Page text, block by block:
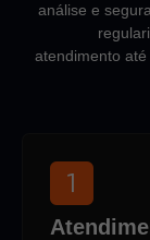
análise e
atendimento